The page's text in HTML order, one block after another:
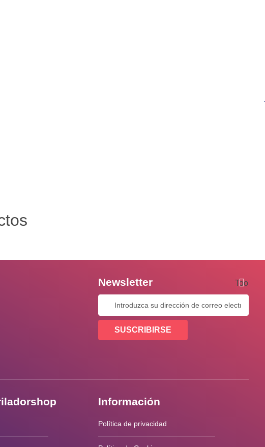
Newsletter Tooltip
SUSCRIBIRSE
Información
Política de privacidad